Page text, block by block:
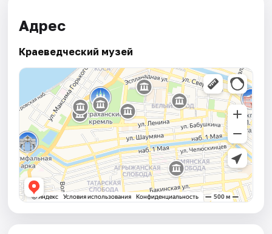
Адрес
Краеведческий музей